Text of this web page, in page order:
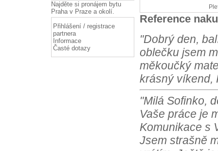
Najděte si pronájem bytu
Prahav Praze a okolí.
Přihlášení / registrace
partnera
Informace
Časté dotazy
Reference
"Dobrý den,
oblečku jsem
měkoučký
krásný víkend,
"Milá Sofinko,
Vaše práce je
Komunikace s